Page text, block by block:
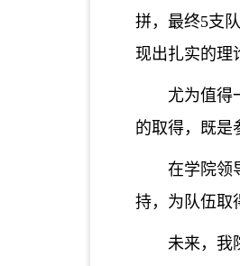
拼，最终5支
现出扎实的理
尤为值得
的取得，既是
在学院领
持，为队伍取
未来，我